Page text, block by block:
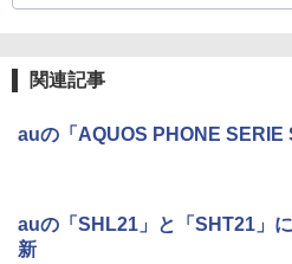
関連記事
auの「AQUOS PHONE SERIE
auの「SHL21」と「SHT21」
新